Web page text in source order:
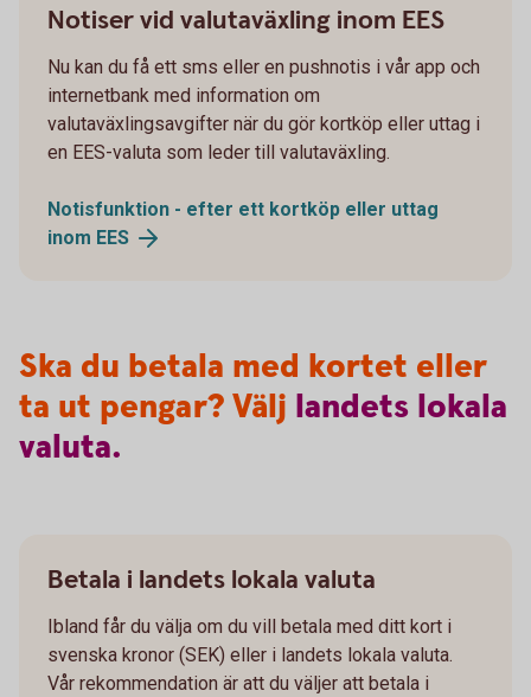
Notiser vid valutaväxling inom EES
Nu kan du få ett sms eller en pushnotis i vår app och
internetbank med information om
valutaväxlingsavgifter när du gör kortköp eller uttag i
en EES-valuta som leder till valutaväxling.
Notisfunktion - efter ett kortköp eller uttag
inom EES
Ska du betala med kortet eller
ta ut pengar? Välj landets lokala
valuta.
Betala i landets lokala valuta
Ibland får du välja om du vill betala med ditt kort i
svenska kronor (SEK) eller i landets lokala valuta.
Vår rekommendation är att du väljer att betala i